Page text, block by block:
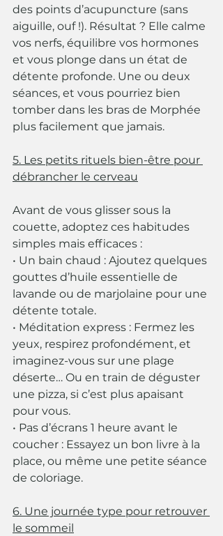
des points d’acupuncture (sans
aiguille, ouf !). Résultat ? Elle calme
vos nerfs, équilibre vos hormones
et vous plonge dans un état de
détente profonde. Une ou deux
séances, et vous pourriez bien
tomber dans les bras de Morphée
plus facilement que jamais.
5. Les petits rituels bien-être pour
débrancher le cerveau
Avant de vous glisser sous la
couette, adoptez ces habitudes
simples mais efficaces :
• Un bain chaud : Ajoutez quelques
gouttes d’huile essentielle de
lavande ou de marjolaine pour une
détente totale.
• Méditation express : Fermez les
yeux, respirez profondément, et
imaginez-vous sur une plage
déserte… Ou en train de déguster
une pizza, si c’est plus apaisant
pour vous.
• Pas d’écrans 1 heure avant le
coucher : Essayez un bon livre à la
place, ou même une petite séance
de coloriage.
6. Une journée type pour retrouver
le sommeil